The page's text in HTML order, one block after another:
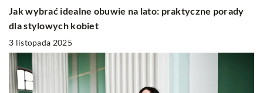
Jak wybrać idealne obuwie na lato: praktyczne porady
dla stylowych kobiet
3 listopada 2025